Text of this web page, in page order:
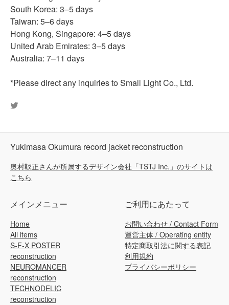
South Korea: 3–5 days
Taiwan: 5–6 days
Hong Kong, Singapore: 4–5 days
United Arab Emirates: 3–5 days
Australia: 7–11 days
*Please direct any inquiries to Small Light Co., Ltd.
Tweet
Yukimasa Okumura record jacket reconstruction
奥村靫正さんが所属するデザイン会社「TSTJ Inc.」のサイトは
こちら
メインメニュー
Home
All items
S-F-X POSTER
reconstruction
NEUROMANCER
reconstruction
TECHNODELIC
reconstruction
ご利用にあたって
お問い合わせ / Contact Form
運営主体 / Operating entity
特定商取引法に関する表記
利用規約
プライバシーポリシー